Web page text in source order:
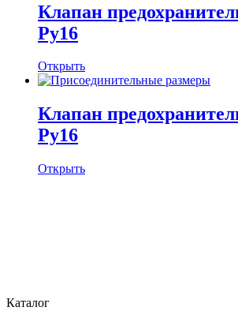
Клапан
Ру16
Открыть
Клапан
Ру16
Открыть
Каталог